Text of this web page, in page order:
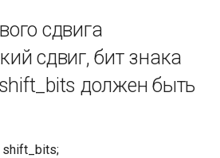
сдвига
сдвиг, бит знака
должен быть
shift_bits;